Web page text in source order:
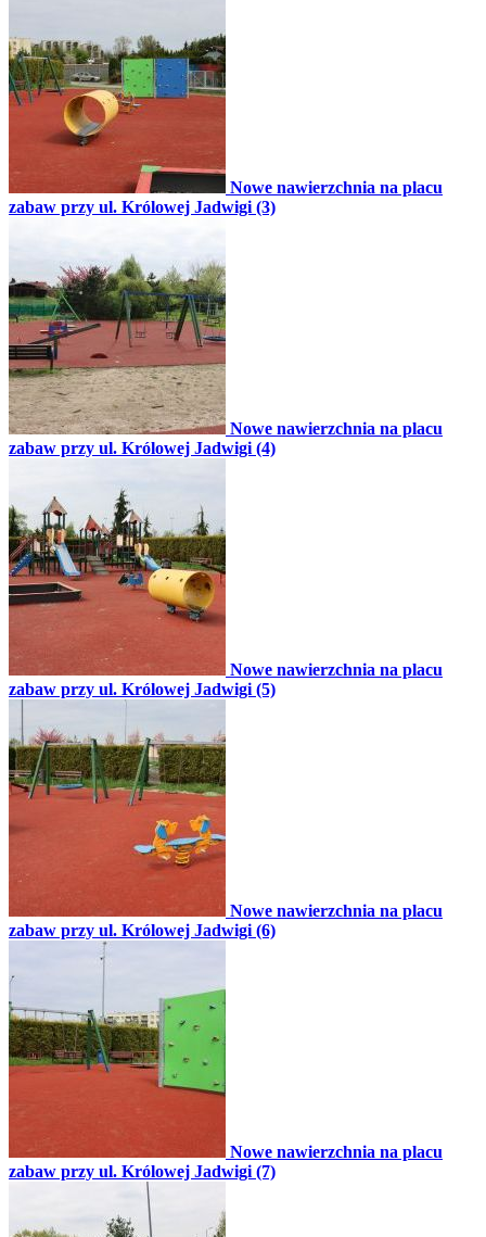
Nowe nawierzchnia na placu
zabaw przy ul. Królowej Jadwigi (3)
Nowe nawierzchnia na placu
zabaw przy ul. Królowej Jadwigi (4)
Nowe nawierzchnia na placu
zabaw przy ul. Królowej Jadwigi (5)
Nowe nawierzchnia na placu
zabaw przy ul. Królowej Jadwigi (6)
Nowe nawierzchnia na placu
zabaw przy ul. Królowej Jadwigi (7)